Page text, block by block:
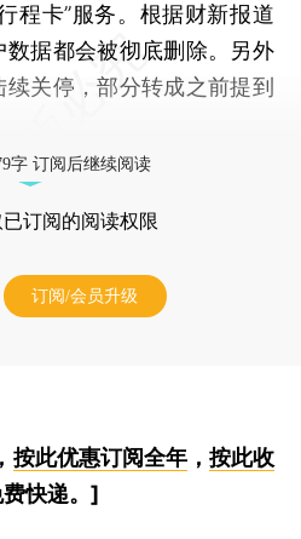
程卡”服务。根据财新报道
据都会被彻底删除。另外
关停，部分转成之前提到
字 订阅后继续阅读
已订阅的阅读权限
订阅/会员升级
按此优惠订阅全年， 按此收
费快递。]